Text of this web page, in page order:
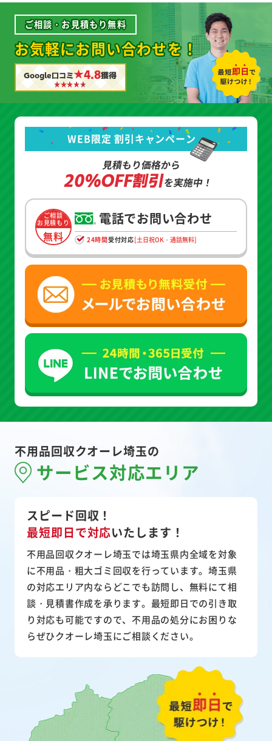
ご相談・お見積もり無料
お気軽にお問い合わせを！
Google口コミ★4.8獲得
WEB限定 割引キャンペーン
見積もり価格から
20%OFF割引を実施中！
ご相談
お見積もり
無料
電話でお問い合わせ
24時間受付対応[土日祝OK・通話無料]
不用品回収クオーレ埼玉の
サービス対応エリア
スピード回収！
最短即日で対応いたします！
不用品回収クオーレ埼玉では埼玉県内全域を対象
に不用品・粗大ゴミ回収を行っています。埼玉県
の対応エリア内ならどこでも訪問し、無料にて相
談・見積書作成を承ります。最短即日での引き取
り対応も可能ですので、不用品の処分にお困りな
らぜひクオーレ埼玉にご相談ください。